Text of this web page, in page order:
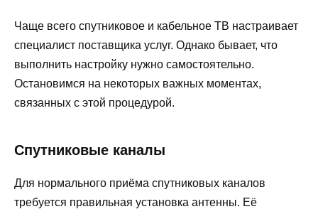
Чаще всего спутниковое и кабельное ТВ настраивает
специалист поставщика услуг. Однако бывает, что
выполнить настройку нужно самостоятельно.
Остановимся на некоторых важных моментах,
связанных с этой процедурой.
Спутниковые каналы
Для нормального приёма спутниковых каналов
требуется правильная установка антенны. Её